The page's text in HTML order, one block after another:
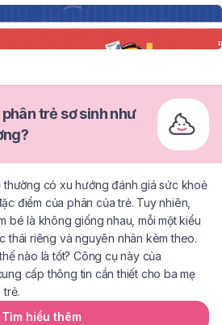
trẻ sơ sinh như
thường có xu hướng đánh giá sức khoẻ
điểm của phân của trẻ. Tuy nhiên,
bé là không giống nhau, mỗi một kiểu
thái riêng và nguyên nhân kèm theo.
nào là tốt? Công cụ này của
cấp thông tin cần thiết cho ba mẹ
Tìm hiểu thêm